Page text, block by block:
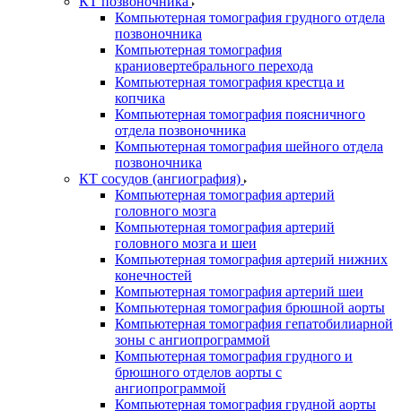
Компьютерная томография грудного отдела
позвоночника
Компьютерная томография
краниовертебрального перехода
Компьютерная томография крестца и
копчика
Компьютерная томография поясничного
отдела позвоночника
Компьютерная томография шейного отдела
позвоночника
КТ сосудов (ангиография)
Компьютерная томография артерий
головного мозга
Компьютерная томография артерий
головного мозга и шеи
Компьютерная томография артерий нижних
конечностей
Компьютерная томография артерий шеи
Компьютерная томография брюшной аорты
Компьютерная томография гепатобилиарной
зоны с ангиопрограммой
Компьютерная томография грудного и
брюшного отделов аорты с
ангиопрограммой
Компьютерная томография грудной аорты